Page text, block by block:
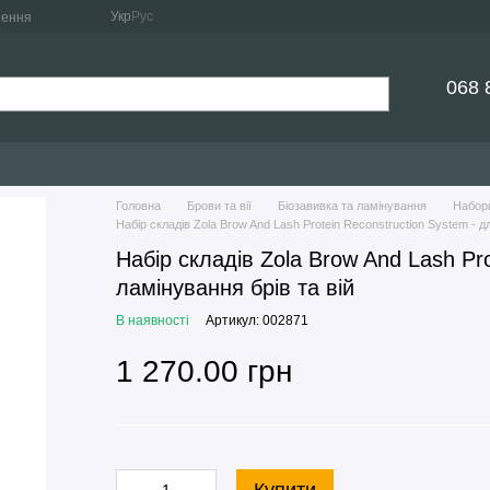
Укр Рус
068
Головна Брови та вії Біозавивка та ламінування
Набір складів Zola Brow And Lash Protein Reconstruction System -
Набір складів Zola Brow And Lash
ламінування брів та вій
В наявності Артикул: 002871
1 270.00 грн